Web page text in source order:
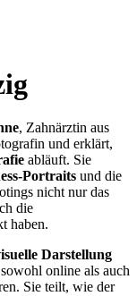
, Zahnärztin aus
und erklärt,
abläuft. Sie
Portraits und die
nicht nur das
die
haben.
Darstellung
online als auch
Sie teilt, wie der